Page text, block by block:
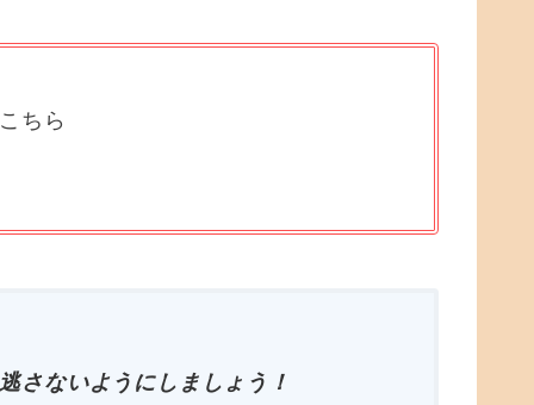
ちら
さないようにしましょう！